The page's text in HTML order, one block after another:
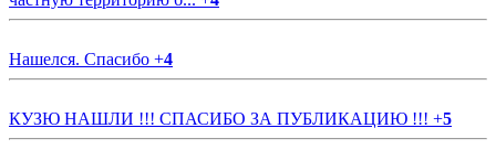
Нашелся. Спасибо +4
КУЗЮ НАШЛИ !!! СПАСИБО ЗА ПУБЛИКАЦИЮ !!! +5